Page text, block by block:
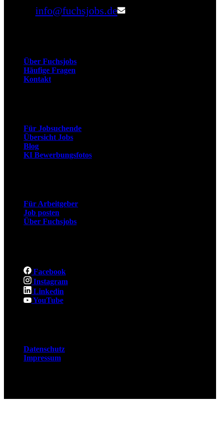
info@fuchsjobs.de
Über Fuchsjobs
Häufige Fragen
Kontakt
Für Jobsuchende
Übersicht Jobs
Blog
KI Bewerbungsfotos
Für Arbeitgeber
Job posten
Über Fuchsjobs
Facebook
Instagram
Linkedin
YouTube
Datenschutz
Impressum